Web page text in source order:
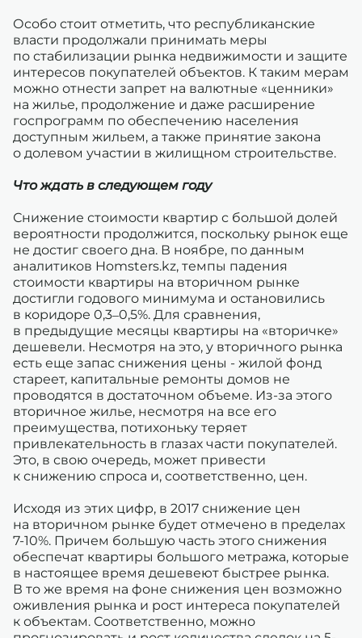
Особо стоит отметить, что республиканские
власти продолжали принимать меры
по стабилизации рынка недвижимости и защите
интересов покупателей объектов. К таким мерам
можно отнести запрет на валютные «ценники»
на жилье, продолжение и даже расширение
госпрограмм по обеспечению населения
доступным жильем, а также принятие закона
о долевом участии в жилищном строительстве.
Что ждать в следующем году
Снижение стоимости квартир с большой долей
вероятности продолжится, поскольку рынок еще
не достиг своего дна. В ноябре, по данным
аналитиков Homsters.kz, темпы падения
стоимости квартиры на вторичном рынке
достигли годового минимума и остановились
в коридоре 0,3–0,5%. Для сравнения,
в предыдущие месяцы квартиры на «вторичке»
дешевели. Несмотря на это, у вторичного рынка
есть еще запас снижения цены - жилой фонд
стареет, капитальные ремонты домов не
проводятся в достаточном объеме. Из-за этого
вторичное жилье, несмотря на все его
преимущества, потихоньку теряет
привлекательность в глазах части покупателей.
Это, в свою очередь, может привести
к снижению спроса и, соответственно, цен.
Исходя из этих цифр, в 2017 снижение цен
на вторичном рынке будет отмечено в пределах
7-10%. Причем большую часть этого снижения
обеспечат квартиры большого метража, которые
в настоящее время дешевеют быстрее рынка.
В то же время на фоне снижения цен возможно
оживления рынка и рост интереса покупателей
к объектам. Соответственно, можно